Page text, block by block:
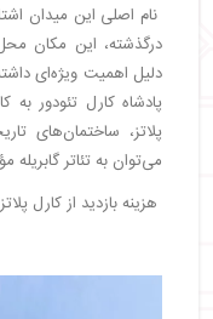
نام اصلی این میدان
درگذشته، این مکان
دلیل اهمیت ویژه‌ای
پادشاه کارل تئودور به
پلاتز، ساختمان‌های
می‌توان به تئاتر
هزینه بازدید از کارل